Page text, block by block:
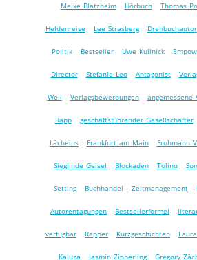
Meike Blatzheim Hörbuch Thomas
Heldenreise Lee Strasberg Drehbuchautor
Politik Bestseller Uwe Kullnick
Director Stefanie Leo Antagonist
Weil Verlagsbewerbungen angemessene
Rapp geschäftsführender Gesellschafter
Lächelns Frankfurt am Main Frohmann
Sieglinde Geisel Blockaden Tolino
Setting Buchhandel Zeitmanagement
Autorentagungen Bestsellerformel
verfügbar Rapper Kurzgeschichten
Kaluza Jasmin Zipperling Gregory